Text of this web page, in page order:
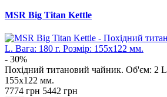
MSR Big Titan Kettle
- 30%
Похідний титановий чайник. Об'єм: 2
155x122 мм.
7774 грн 5442 грн